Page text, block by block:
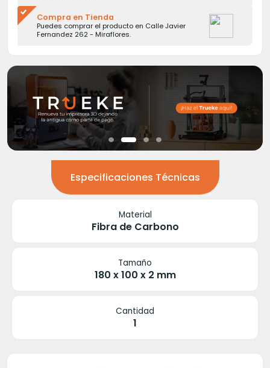
Compra en Tienda
Puedes comprar el producto en Calle Javier
Fernandez 262 - Miraflores.
Especificaciones Técnicas
Material
Fibra de Carbono
Tamaño
180 x 100 x 2 mm
Cantidad
1